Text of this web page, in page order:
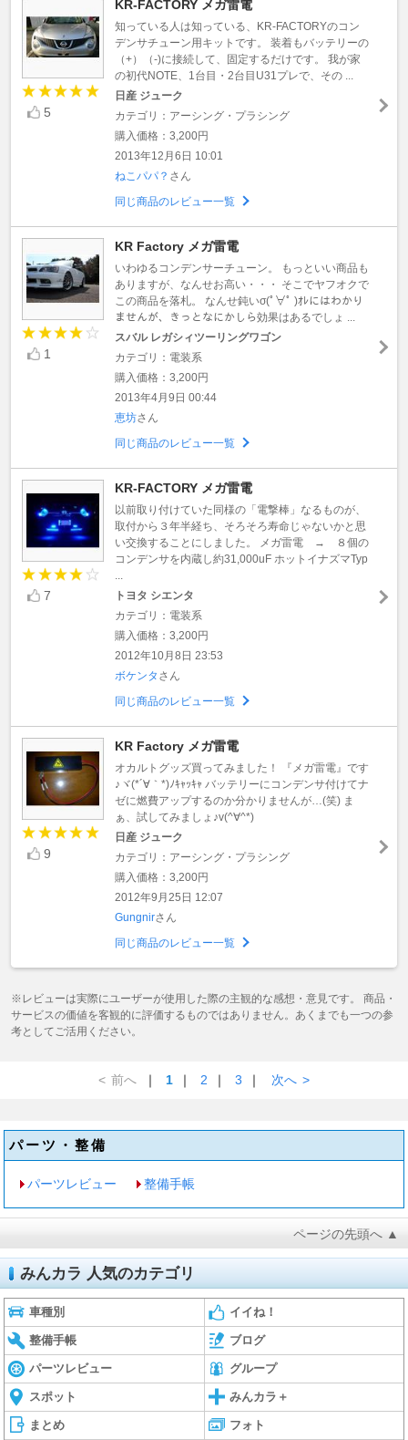
5
KR-FACTORY メガ雷電
知っている人は知っている、KR-FACTORYのコン
デンサチューン用キットです。 装着もバッテリーの
（+）（-)に接続して、固定するだけです。 我が家
の初代NOTE、1台目・2台目U31プレで、その ...
日産 ジューク
カテゴリ：アーシング・プラシング
購入価格：3,200円
2013年12月6日 10:01
ねこパパ？ さん
同じ商品のレビュー一覧
1
KR Factory メガ雷電
いわゆるコンデンサーチューン。 もっといい商品も
ありますが、なんせお高い・・・ そこでヤフオクで
この商品を落札。 なんせ鈍いσ(ﾟ∀ﾟ )ｵﾚにはわかり
ませんが、きっとなにかしら効果はあるでしょ ...
スバル レガシィツーリングワゴン
カテゴリ：電装系
購入価格：3,200円
2013年4月9日 00:44
恵坊さん
同じ商品のレビュー一覧
7
KR-FACTORY メガ雷電
以前取り付けていた同様の「電撃棒」なるものが、
取付から３年半経ち、そろそろ寿命じゃないかと思
い交換することにしました。 メガ雷電 → ８個の
コンデンサを内蔵し約31,000uF ホットイナズマTyp
トヨタ シエンタ
カテゴリ：電装系
購入価格：3,200円
2012年10月8日 23:53
ボケンタ さん
同じ商品のレビュー一覧
9
KR Factory メガ雷電
オカルトグッズ買ってみました！ 『メガ雷電』です
♪ヾ(*´∀｀*)ﾉｷｬｯｷｬ バッテリーにコンデンサ付けてナ
ゼに燃費アップするのか分かりませんが…(笑) ま
ぁ、試してみましょ♪v(^∀^*)
日産 ジューク
カテゴリ：アーシング・プラシング
購入価格：3,200円
2012年9月25日 12:07
Gungnirさん
同じ商品のレビュー一覧
※レビューは実際にユーザーが使用した際の主観的な感想・意見です。 商品・
サービスの価値を客観的に評価するものではありません。あくまでも一つの参
考としてご活用ください。
< 前へ ｜ 1 ｜ 2 ｜ 3 ｜ 次へ >
パーツ・整備
パーツレビュー 整備手帳
ページの先頭へ ▲
みんカラ 人気のカテゴリ
車種別 イイね！
整備手帳 ブログ
パーツレビュー グループ
スポット みんカラ＋
まとめ フォト